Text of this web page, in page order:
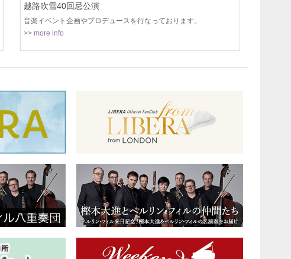
越路吹雪40回忌公演
音楽イベント企画やプロデュースを行なっております。
>> more info